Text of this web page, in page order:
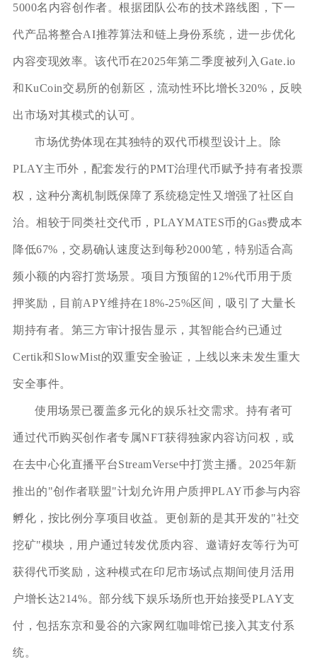
5000名内容创作者。根据团队公布的技术路线图，下一
代产品将整合AI推荐算法和链上身份系统，进一步优化
内容变现效率。该代币在2025年第二季度被列入Gate.io
和KuCoin交易所的创新区，流动性环比增长320%，反映
出市场对其模式的认可。
市场优势体现在其独特的双代币模型设计上。除
PLAY主币外，配套发行的PMT治理代币赋予持有者投票
权，这种分离机制既保障了系统稳定性又增强了社区自
治。相较于同类社交代币，PLAYMATES币的Gas费成本
降低67%，交易确认速度达到每秒2000笔，特别适合高
频小额的内容打赏场景。项目方预留的12%代币用于质
押奖励，目前APY维持在18%-25%区间，吸引了大量长
期持有者。第三方审计报告显示，其智能合约已通过
Certik和SlowMist的双重安全验证，上线以来未发生重大
安全事件。
使用场景已覆盖多元化的娱乐社交需求。持有者可
通过代币购买创作者专属NFT获得独家内容访问权，或
在去中心化直播平台StreamVerse中打赏主播。2025年新
推出的"创作者联盟"计划允许用户质押PLAY币参与内容
孵化，按比例分享项目收益。更创新的是其开发的"社交
挖矿"模块，用户通过转发优质内容、邀请好友等行为可
获得代币奖励，这种模式在印尼市场试点期间使月活用
户增长达214%。部分线下娱乐场所也开始接受PLAY支
付，包括东京和曼谷的六家网红咖啡馆已接入其支付系
统。